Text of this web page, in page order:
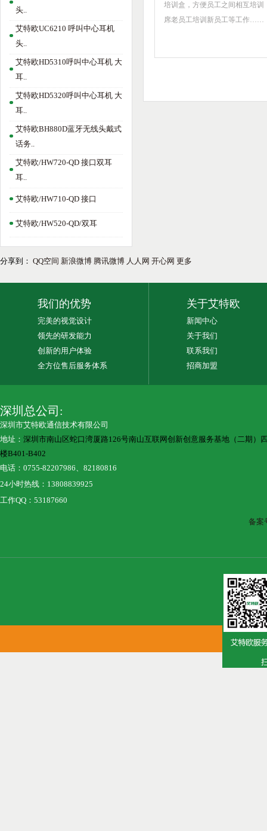
头..
艾特欧UC6210 呼叫中心耳机
头..
艾特欧HD5310呼叫中心耳机 大
耳..
艾特欧HD5320呼叫中心耳机 大
耳..
艾特欧BH880D蓝牙无线头戴式
话务..
艾特欧/HW720-QD 接口双耳
耳..
艾特欧/HW710-QD 接口
艾特欧/HW520-QD/双耳
培训盒，方便员工之间相互培训
席老员工培训新员工等工作……
分享到： QQ空间 新浪微博 腾讯微博 人人网 开心网 更多
我们的优势
完美的视觉设计
领先的研发能力
创新的用户体验
全方位售后服务体系
关于艾特欧
新闻中心
关于我们
联系我们
招商加盟
深圳总公司:
深圳市艾特欧通信技术有限公司
地址： 深圳市南山区蛇口湾厦路126号南山互联网创新创意服务基地（二期）
楼B401-B402
电话：0755-82207986、82180816
24小时热线：13808839925
工作QQ：53187660
备案